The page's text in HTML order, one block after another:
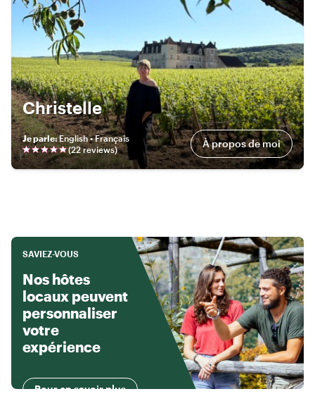
Christelle
Je parle:English • Français
(22reviews) À propos de moi
SAVIEZ-VOUS
Nos hôtes
locaux peuvent
personnaliser
votre
expérience
Pour en savoir plus